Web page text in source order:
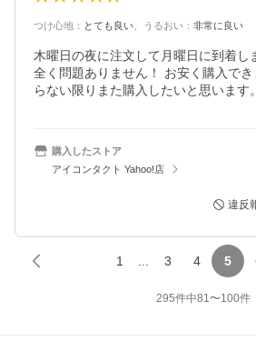
つけ心地 ： とても良い うるおい ： 非常に良い
木曜日の夜に注文して月曜日に到着し
全く問題ありません！ お安く購入で
らない限りまた購入したいと思います。
購入したストア
アイコンタクト Yahoo!店
違反
1 3 4 5
295件中81〜100件